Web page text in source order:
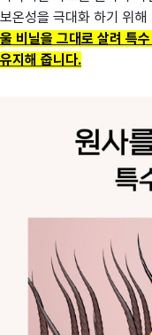
보온성을 극대화 하기 위해
울 비닐을 그대로 살려 특
유지해 줍니다.